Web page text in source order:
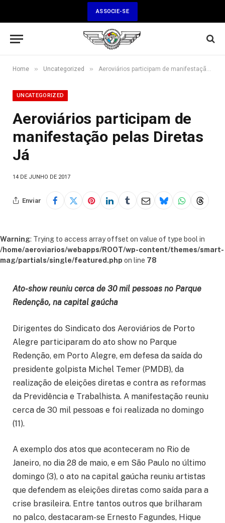
ASSOCIE-SE
Home » Uncategorized » Aeroviários participam de manifestação pelas Diretas Já
UNCATEGORIZED
Aeroviários participam de
manifestação pelas Diretas
Já
14 DE JUNHO DE 2017
Enviar
Warning: Trying to access array offset on value of type bool in
/home/aeroviarios/webapps/ROOT/wp-content/themes/smart-
mag/partials/single/featured.php on line 78
Ato-show reuniu cerca de 30 mil pessoas no Parque
Redenção, na capital gaúcha
Dirigentes do Sindicato dos Aeroviários de Porto
Alegre participaram do ato show no Parque
Redenção, em Porto Alegre, em defesa da saída do
presidente golpista Michel Temer (PMDB), da
realização de eleições diretas e contra as reformas
da Previdência e Trabalhista. A manifestação reuniu
cerca de 30 mil pessoas e foi realizada no domingo
(11).
A exemplo dos atos que aconteceram no Rio de
Janeiro, no dia 28 de maio, e em São Paulo no último
domingo (3), o ato na capital gaúcha reuniu artistas
que defendem as eleições diretas como saída para a
crise brasileira. Entre tantos outros que brilharam
no palco, destacaram-se Ernesto Fagundes, Hique